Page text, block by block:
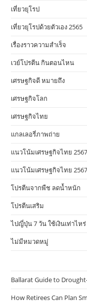
เที่ยวยุโรป
เที่ยวยุโรปด้วยตัวเอง 2565
เรื่องราวความสำเร็จ
เวย์โปรตีน กินตอนไหน
เศรษฐกิจดี หมายถึง
เศรษฐกิจโลก
เศรษฐกิจไทย
แกลเลอรี่ภาพถ่าย
แนวโน้มเศรษฐกิจไทย
แนวโน้มเศรษฐกิจไทย
โปรตีนจากพืช ลดน้ำหนัก
โปรตีนเสริม
ไปญี่ปุ่น 7 วัน ใช้เงินเท่าไหร่
ไม่มีหมวดหมู่
Ballarat Guide to
How Retirees Can Plan